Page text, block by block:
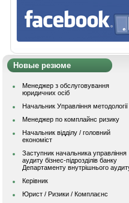
Новые резюме
Менеджер з обслуговування
юридичних осіб
Начальник Управління методології
Менеджер по комплайнс ризику
Начальник відділу / головний
економіст
Заступник начальника управління
аудиту бізнес-підрозділів банку
Департаменту внутрішнього
Керівник
Юрист / Ризики / Комплаєнс